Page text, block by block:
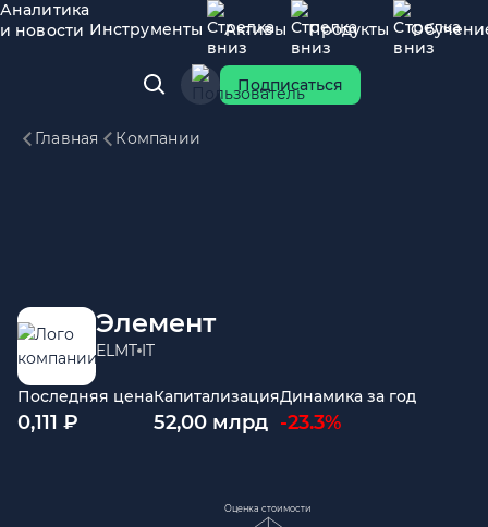
Аналитика
и новости Инструменты Активы Продукты
Подписаться
Главная Компании
Элемент
ELMT IT
Последняя цена
0,111 ₽
Капитализация
52,00 млрд
Динамика за год
-23.3%
Оценка стоимости